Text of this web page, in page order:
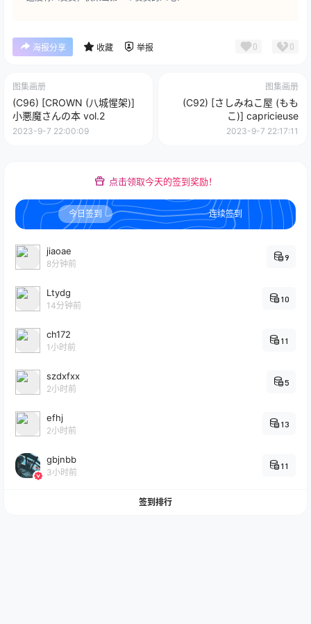
海报分享 收藏 举报 0 0
图集画册
(C96) [CROWN (八城惺架)]
小悪魔さんの本 vol.2
2023-9-7 22:00:09
图集画册
(C92) [さしみねこ屋 (もも
こ)] capricieuse
2023-9-7 22:17:11
点击领取今天的签到奖励！
今日签到 连续签到
jiaoae
8分钟前
9
Ltydg
14分钟前
10
ch172
1小时前
11
szdxfxx
2小时前
5
efhj
2小时前
13
gbjnbb
3小时前
11
签到排行